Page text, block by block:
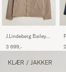
J.Lindeberg Bailey
Jacket Brindle
3 699,-
KLÆR / JAKKER